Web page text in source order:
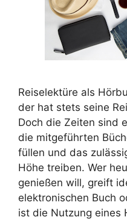
Reiselektüre als
der hat stets seine
Doch die Zeiten sind
die mitgeführten
füllen und das
Höhe treiben. Wer
genießen will, greift
elektronischen Buch
ist die Nutzung eines